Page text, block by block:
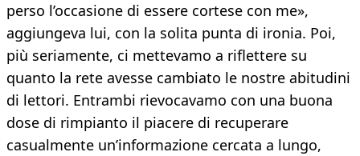
perso l’occasione di essere cortese con me»,
aggiungeva lui, con la solita punta di ironia. Poi,
più seriamente, ci mettevamo a riflettere su
quanto la rete avesse cambiato le nostre abitudini
di lettori. Entrambi rievocavamo con una buona
dose di rimpianto il piacere di recuperare
casualmente un’informazione cercata a lungo,